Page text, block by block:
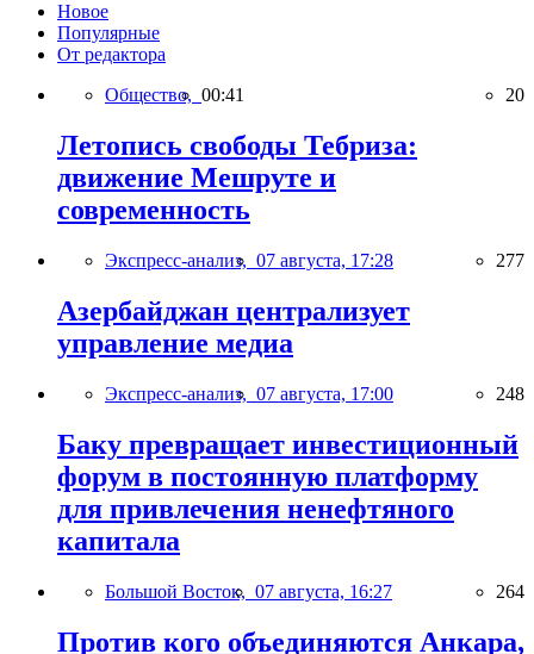
Новое
Популярные
От редактора
Общество, 00:41 20
Летопись свободы Тебриза:
движение Мешруте и
современность
Экспресс-анализ, 07 августа, 17:28 277
Азербайджан централизует
управление медиа
Экспресс-анализ, 07 августа, 17:00 248
Баку превращает инвестиционный
форум в постоянную платформу
для привлечения ненефтяного
капитала
Большой Восток, 07 августа, 16:27 264
Против кого объединяются Анкара,